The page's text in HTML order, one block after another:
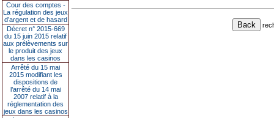
Cour des comptes -
La régulation des jeux
d’argent et de hasard
Décret n° 2015-669
du 15 juin 2015 relatif
aux prélèvements sur
le produit des jeux
dans les casinos
Arrêté du 15 mai
2015 modifiant les
dispositions de
l’arrêté du 14 mai
2007 relatif à la
réglementation des
jeux dans les casinos